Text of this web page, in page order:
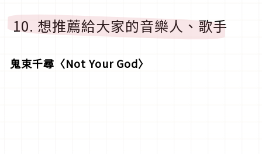
10. 想推薦給大家的音樂人、歌手
鬼束千尋〈Not Your God〉